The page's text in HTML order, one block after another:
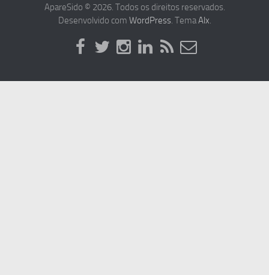
ApareSido © 2026. Todos os direitos reservados.
Desenvolvido com WordPress. TemaAlx.